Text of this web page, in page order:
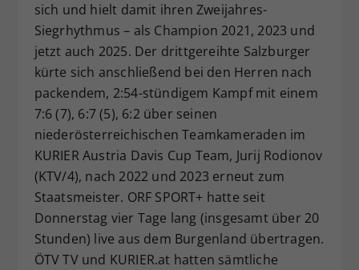
sich und hielt damit ihren Zweijahres-
Siegrhythmus – als Champion 2021, 2023 und
jetzt auch 2025. Der drittgereihte Salzburger
kürte sich anschließend bei den Herren nach
packendem, 2:54-stündigem Kampf mit einem
7:6 (7), 6:7 (5), 6:2 über seinen
niederösterreichischen Teamkameraden im
KURIER Austria Davis Cup Team, Jurij Rodionov
(KTV/4), nach 2022 und 2023 erneut zum
Staatsmeister. ORF SPORT+ hatte seit
Donnerstag vier Tage lang (insgesamt über 20
Stunden) live aus dem Burgenland übertragen.
ÖTV TV und KURIER.at hatten sämtliche